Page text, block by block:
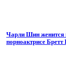
Чарли Шин женится
порноактрисе Бретт